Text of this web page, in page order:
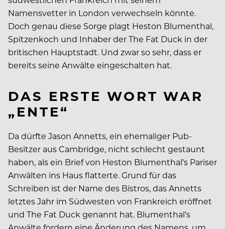
Namensvetter in London verwechseln könnte.
Doch genau diese Sorge plagt Heston Blumenthal,
Spitzenkoch und Inhaber der The Fat Duck in der
britischen Hauptstadt. Und zwar so sehr, dass er
bereits seine Anwälte eingeschalten hat.
DAS ERSTE WORT WAR
„ENTE“
Da dürfte Jason Annetts, ein ehemaliger Pub-
Besitzer aus Cambridge, nicht schlecht gestaunt
haben, als ein Brief von Heston Blumenthal’s Pariser
Anwälten ins Haus flatterte. Grund für das
Schreiben ist der Name des Bistros, das Annetts
letztes Jahr im Südwesten von Frankreich eröffnet
und The Fat Duck genannt hat. Blumenthal’s